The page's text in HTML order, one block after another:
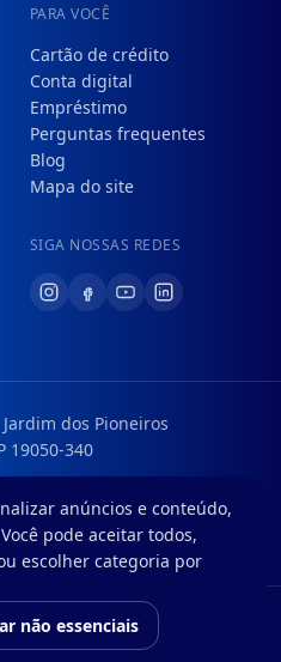
PARA VOCÊ
Cartão de crédito
Conta digital
Empréstimo
Perguntas frequentes
Blog
Mapa do site
SIGA NOSSAS REDES
dos Pioneiros
19050-340
Envie um e-mail para:
reservados.
CNPJ nº 42.603.537/0001-96 como
S.A., inscrito no CNPJ sob o nº
anúncios e conteúdo,
pode aceitar todos,
escolher categoria por
não essenciais